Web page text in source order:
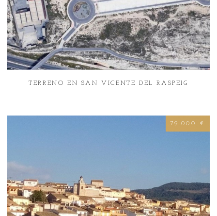
TERRENO EN SAN VICENTE DEL RASPEIG
79.000 €